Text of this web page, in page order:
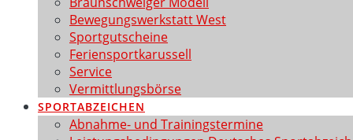
Bewegungswerkstatt West
Sportgutscheine
Feriensportkarussell
Service
Vermittlungsbörse
SPORTABZEICHEN
Abnahme- und Trainingstermine